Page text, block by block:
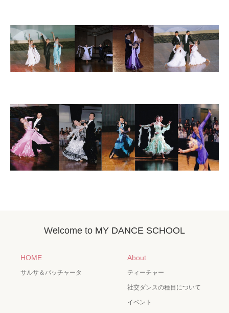
Welcome to MY DANCE SCHOOL
HOME
サルサ＆バッチャータ
About
ティーチャー
社交ダンスの種目について
イベント